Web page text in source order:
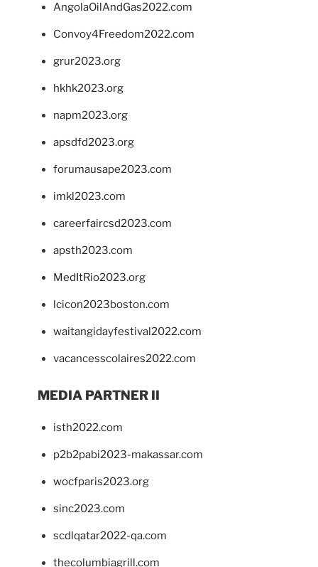
AngolaOilAndGas2022.com
Convoy4Freedom2022.com
grur2023.org
hkhk2023.org
napm2023.org
apsdfd2023.org
forumausape2023.com
imkl2023.com
careerfaircsd2023.com
apsth2023.com
MedItRio2023.org
lcicon2023boston.com
waitangidayfestival2022.com
vacancesscolaires2022.com
MEDIA PARTNER II
isth2022.com
p2b2pabi2023-makassar.com
wocfparis2023.org
sinc2023.com
scdlqatar2022-qa.com
thecolumbiagrill.com